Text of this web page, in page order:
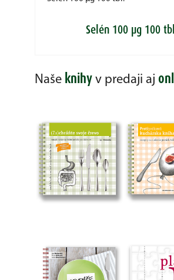
Selén 100 µg 100
Naše knihy v predaji aj